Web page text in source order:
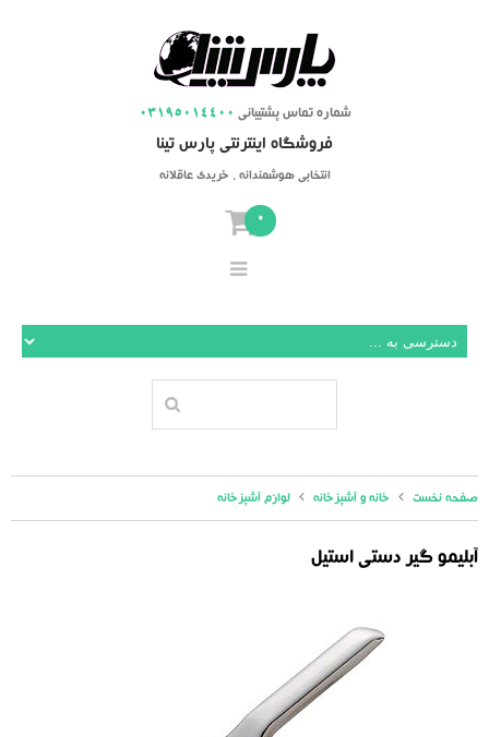
03195014400 شماره تماس پشتیبانی
فروشگاه اینترنتی پارس تینا
انتخابی هوشمندانه ، خریدی عاقلانه
0
صفحه نخست خانه و آشپزخانه لوازم آشپزخانه
آبلیمو گیر دستی استیل